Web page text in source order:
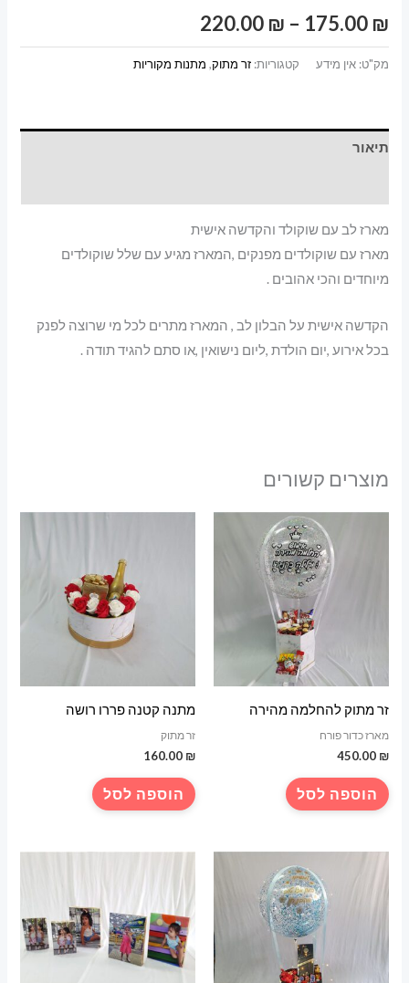
שוקולד
אישית
175.00 ₪
–
220.00 ₪
מחירים:
עד
מק"ט:אין מידע קטגוריות:זר מתוק, מתנות מקוריות
תיאור
מארז לב עם שוקולד והקדשה אישית
מארז עם שוקולדים מפנקים ,המארז מגיע עם שלל שוקולדים
מיוחדים והכי אהובים .
הקדשה אישית על הבלון לב , המארז מתרים לכל מי שרוצה לפנק
בכל אירוע ,יום הולדת ,ליום נישואין ,או סתם להגיד תודה .
מוצרים קשורים
זר מתוק להחלמה מהירה
מארז כדור פורח
450.00 ₪
הוספה לסל
מתנה קטנה פררו רושה
זר מתוק
160.00 ₪
הוספה לסל